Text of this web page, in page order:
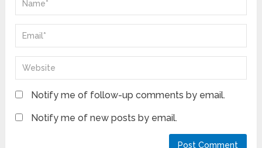
Notify me of follow-up comments by email.
Notify me of new posts by email.